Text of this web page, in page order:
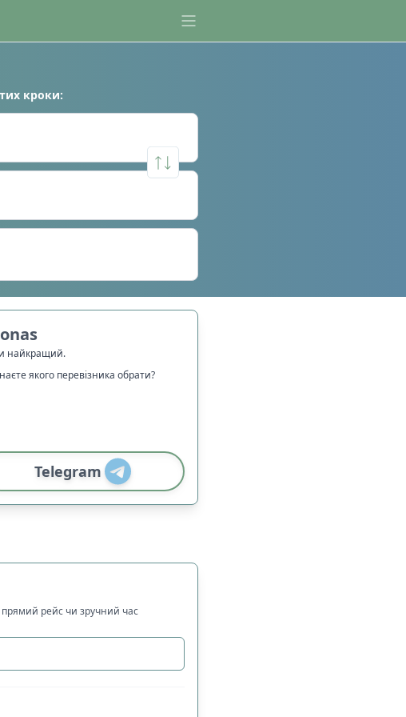
кроки:
найкращий.
якого перевізника обрати?
Telegram
прямий рейс чи зручний час